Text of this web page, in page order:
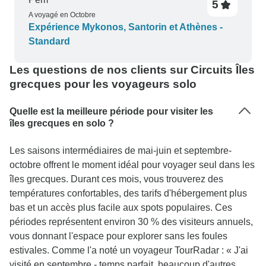
A voyagé en Octobre
5
Expérience Mykonos, Santorin et Athènes -
Standard
Les questions de nos clients sur Circuits Îles
grecques pour les voyageurs solo
Quelle est la meilleure période pour visiter les
îles grecques en solo ?
Les saisons intermédiaires de mai-juin et septembre-
octobre offrent le moment idéal pour voyager seul dans les
îles grecques. Durant ces mois, vous trouverez des
températures confortables, des tarifs d'hébergement plus
bas et un accès plus facile aux spots populaires. Ces
périodes représentent environ 30 % des visiteurs annuels,
vous donnant l'espace pour explorer sans les foules
estivales. Comme l'a noté un voyageur TourRadar : « J'ai